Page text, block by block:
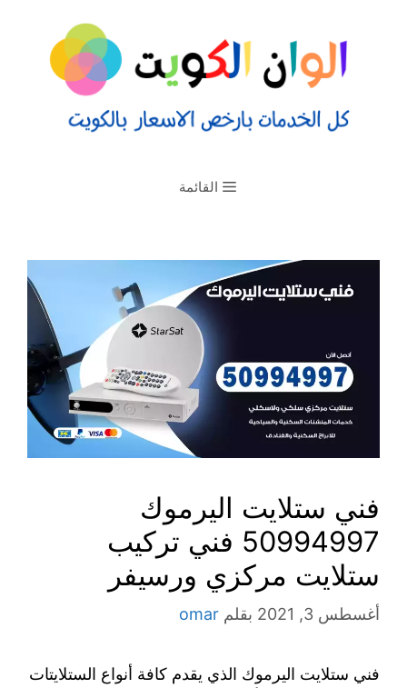
القائمة
فني ستلايت اليرموك
50994997 فني تركيب
ستلايت مركزي ورسيفر
أغسطس 3, 2021 بقلم omar
فني ستلايت اليرموك الذي يقدم كافة أنواع الستلايتات